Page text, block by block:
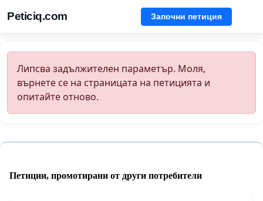
Peticiq.com Започни петиция
Липсва задължителен параметър. Моля,
върнете се на страницата на петицията и
опитайте отново.
Петиции, промотирани от други потребители